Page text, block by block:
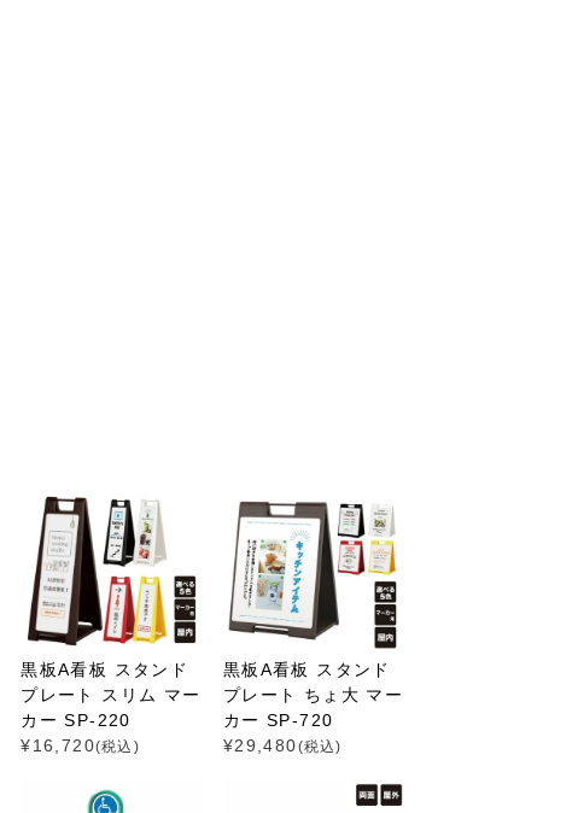
黒板A看板 スタンド
プレート スリム マー
カー SP-220
¥16,720(税込)
黒板A看板 スタンド
プレート ちょ大 マー
カー SP-720
¥29,480(税込)